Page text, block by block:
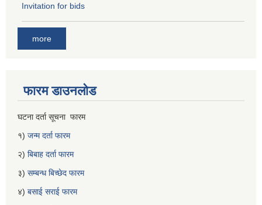
Invitation for bids
more
फारम डाउनलोड
घटना दर्ता सूचना फारम
१) जन्म दर्ता फारम
२) बिबाह दर्ता फारम
३) सम्बन्ध बिच्छेद फारम
४) बसाई सराई फारम